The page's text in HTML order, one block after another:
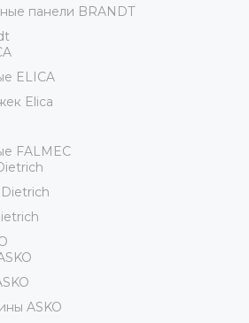
панели BRANDT
ELICA
Elica
FALMEC
ASKO